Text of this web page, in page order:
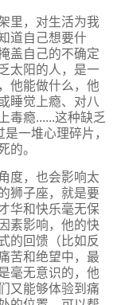
里，对生活为我
道自己想要什
盖自己的不确定
太阳的人，是一
他能做什么，他
睡觉上瘾、对八
毒瘾......这种缺乏
一堆心理碎片，
的。
度，也会影响太
狮子座，就是要
华和快乐毫无保
素影响，他的快
的回馈（比如反
苦和绝望中，最
毫无意识的，他
又能够体验到痛